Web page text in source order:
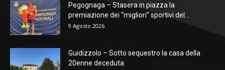
Pegognaga – Stasera in piazza la
premiazione dei “migliori” sportivi del...
9 Agosto 2026
Guidizzolo – Sotto sequestro la casa della
20enne deceduta